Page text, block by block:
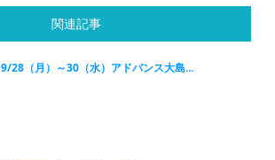
関連記事
9/28（月）～30（水）アドバンス大島...